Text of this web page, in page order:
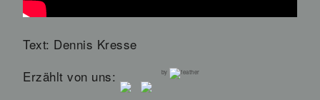
Text: Dennis Kresse
Erzählt von uns:
by